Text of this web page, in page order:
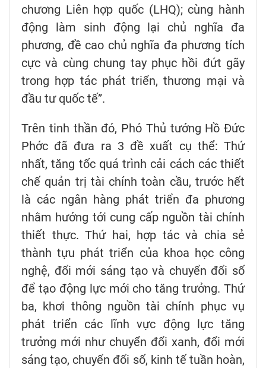
chương Liên hợp quốc (LHQ); cùng hành
động làm sinh động lại chủ nghĩa đa
phương, đề cao chủ nghĩa đa phương tích
cực và cùng chung tay phục hồi đứt gãy
trong hợp tác phát triển, thương mại và
đầu tư quốc tế”.
Trên tinh thần đó, Phó Thủ tướng Hồ Đức
Phớc đã đưa ra 3 đề xuất cụ thể: Thứ
nhất, tăng tốc quá trình cải cách các thiết
chế quản trị tài chính toàn cầu, trước hết
là các ngân hàng phát triển đa phương
nhằm hướng tới cung cấp nguồn tài chính
thiết thực. Thứ hai, hợp tác và chia sẻ
thành tựu phát triển của khoa học công
nghệ, đổi mới sáng tạo và chuyển đổi số
để tạo động lực mới cho tăng trưởng. Thứ
ba, khơi thông nguồn tài chính phục vụ
phát triển các lĩnh vực động lực tăng
trưởng mới như chuyển đổi xanh, đổi mới
sáng tạo, chuyển đổi số, kinh tế tuần hoàn,